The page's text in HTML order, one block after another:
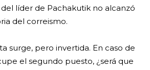
líder de Pachakutik no alcanzó
del correismo.
surge, pero invertida. En caso de
el segundo puesto, ¿será que